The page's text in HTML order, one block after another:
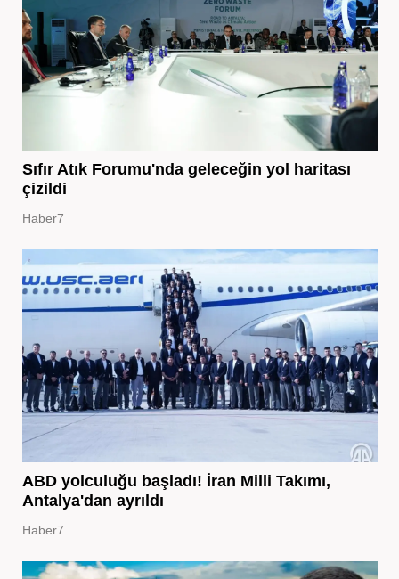
Sıfır Atık Forumu'nda geleceğin yol haritası
çizildi
Haber7
ABD yolculuğu başladı! İran Milli Takımı,
Antalya'dan ayrıldı
Haber7